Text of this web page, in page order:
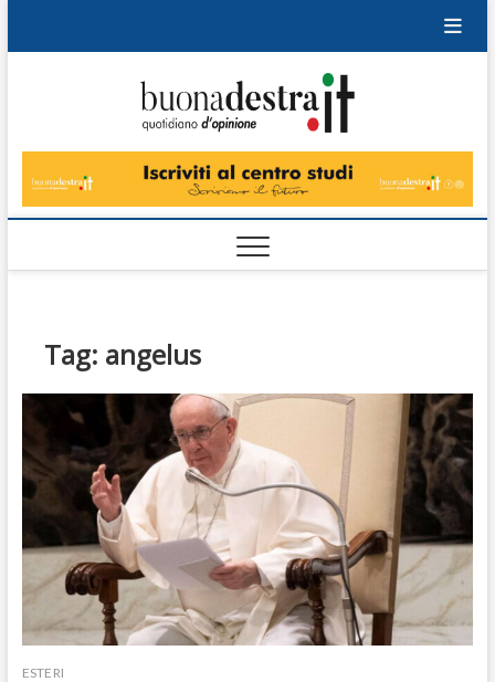
Tag: angelus
ESTERI